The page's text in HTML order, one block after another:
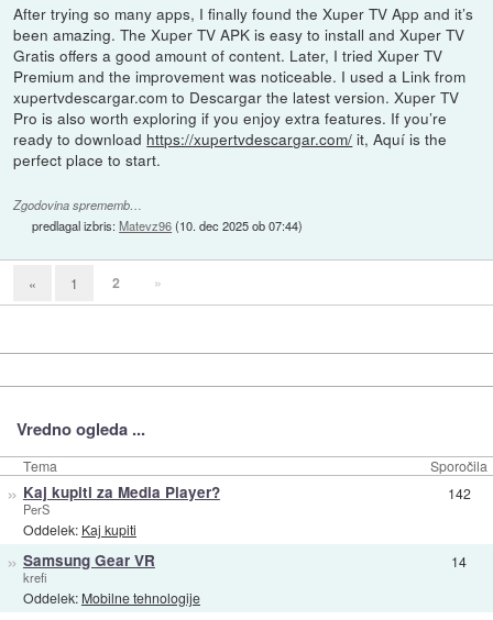
After trying so many apps, I finally found the Xuper TV App and it’s
been amazing. The Xuper TV APK is easy to install and Xuper TV
Gratis offers a good amount of content. Later, I tried Xuper TV
Premium and the improvement was noticeable. I used a Link from
xupertvdescargar.com to Descargar the latest version. Xuper TV
Pro is also worth exploring if you enjoy extra features. If you’re
ready to download https://xupertvdescargar.com/ it, Aquí is the
perfect place to start.
Zgodovina sprememb…
predlagal izbris:Matevz96(10. dec 2025 ob 07:44)
« 1 2 »
Vredno ogleda ...
Tema Sporočila
» Kaj kupiti za Media Player?
PerS
Oddelek: Kaj kupiti
142
» Samsung Gear VR
krefi
Oddelek: Mobilne tehnologije
14